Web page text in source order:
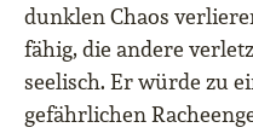
dunklen Chaos
fähig, die andere
seelisch. Er würde zu
gefährlichen